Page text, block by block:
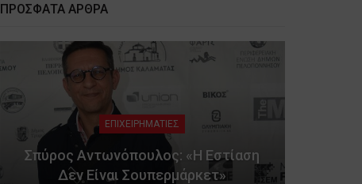
ΠΡΟΣΦΑΤΑ ΑΡΘΡΑ
ΕΠΙΧΕΙΡΗΜΑΤΙΕΣ
Σπύρος Αντωνόπουλος: «Η Εστίαση
Δεν Είναι Σουπερμάρκετ»